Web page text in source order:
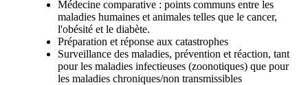
Médecine comparative : points communs entre les
maladies humaines et animales telles que le cancer,
l'obésité et le diabète.
Préparation et réponse aux catastrophes
Surveillance des maladies, prévention et réaction, tant
pour les maladies infectieuses (zoonotiques) que pour
les maladies chroniques/non transmissibles